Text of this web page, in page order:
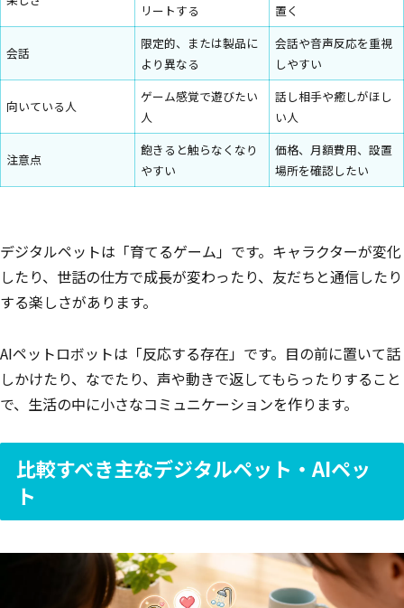
リートする 置く
会話
限定的、または製品に
より異なる
会話や音声反応を重視
しやすい
向いている人
ゲーム感覚で遊びたい
人
話し相手や癒しがほし
い人
注意点
飽きると触らなくなり
やすい
価格、月額費用、設置
場所を確認したい
デジタルペットは「育てるゲーム」です。キャラクターが変化
したり、世話の仕方で成長が変わったり、友だちと通信したり
する楽しさがあります。
AIペットロボットは「反応する存在」です。目の前に置いて話
しかけたり、なでたり、声や動きで返してもらったりすること
で、生活の中に小さなコミュニケーションを作ります。
比較すべき主なデジタルペット・AIペッ
ト